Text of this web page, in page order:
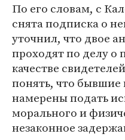
По его словам, с
снята подписка о
уточнил, что двое
проходят по делу о
качестве
понять, что бывшие
намерены подать
морального и
незаконное